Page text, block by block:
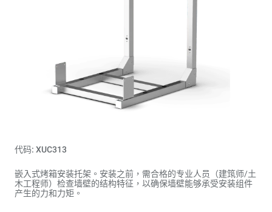
代码: XUC313
嵌入式烤箱安装托架。安装之前，需合格的专业人员（建筑师/土
木工程师）检查墙壁的结构特征，以确保墙壁能够承受安装组件
产生的力和力矩。